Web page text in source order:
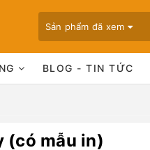
Sản phẩm đã xem
BLOG - TIN TỨC
(có mẫu in)